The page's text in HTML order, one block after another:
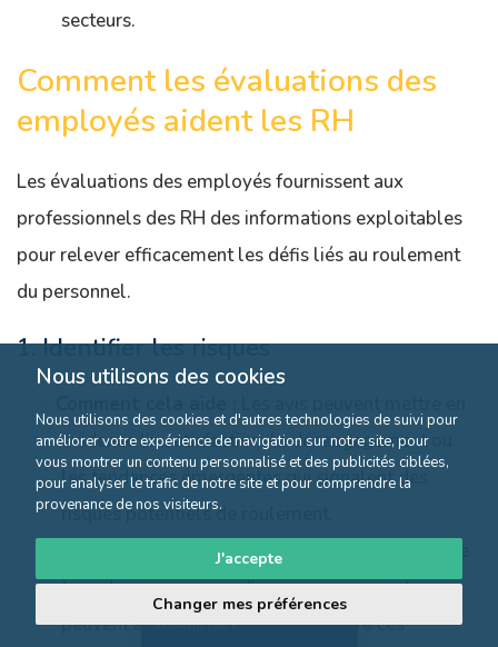
Nous utilisons des cookies
Nous utilisons des cookies et d'autres technologies de suivi pour
améliorer votre expérience de navigation sur notre site, pour
vous montrer un contenu personnalisé et des publicités ciblées,
pour analyser le trafic de notre site et pour comprendre la
provenance de nos visiteurs.
J'accepte
Changer mes préférences
secteurs.
Comment les évaluations des
employés aident les RH
Les évaluations des employés fournissent aux
professionnels des RH des informations exploitables
pour relever efficacement les défis liés au roulement
du personnel.
1. Identifier les risques
évidence l’insatisfaction, le désengagement ou
les tendances émergentes qui signalent des
risques potentiels de roulement.
Les mentions fréquentes de charges de
travail excessives ou d’une mauvaise gestion
peuvent alerter les RH pour résoudre ces
Cliquez ici pour
découvrir l'offre